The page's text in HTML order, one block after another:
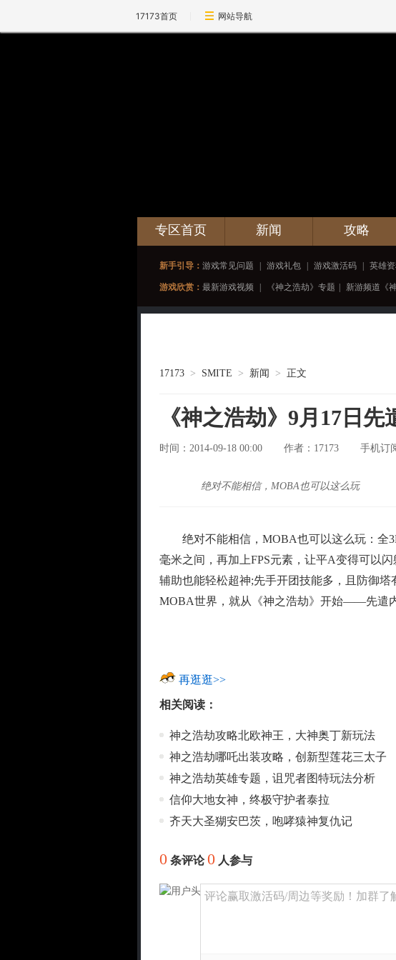
17173首页 网站导航
专区首页 新闻 攻略
新手引导： 游戏常见问题 游戏礼包 游戏激活码 英雄
游戏欣赏： 最新游戏视频 《神之浩劫》专题 新游频道《
17173 > SMITE > 新闻 > 正文
《神之浩劫》9月17日
时间：2014-09-18 00:00 作者： 17173 手机订
绝对不能相信，MOBA也可以这么玩
绝对不能相信，MOBA也可以这么玩：全
毫米之间，再加上FPS元素，让平A变得可以
辅助也能轻松超神;先手开团技能多，且防御
MOBA世界，就从《神之浩劫》开始——先遣
再逛逛>>
相关阅读：
神之浩劫攻略北欧神王，大神奥丁新玩法
神之浩劫哪吒出装攻略，创新型莲花三太子
神之浩劫英雄专题，诅咒者图特玩法分析
信仰大地女神，终极守护者泰拉
齐天大圣猢安巴茨，咆哮猿神复仇记
0 条评论0 人参与
评论赢取激活码/周边等奖励！加群了